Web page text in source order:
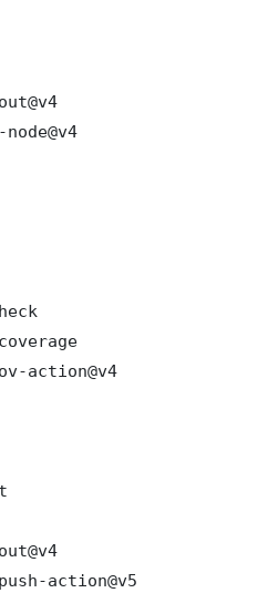
action@v4
action@v5